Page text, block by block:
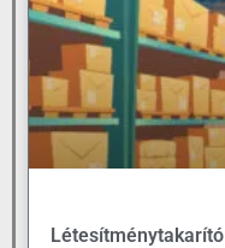
Létesítménytakarító